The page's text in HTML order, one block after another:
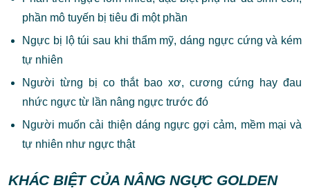
phần mô tuyến bị tiêu đi một phần
Ngực bị lộ túi sau khi thẩm mỹ, dáng ngực cứng và kém
tự nhiên
Người từng bị co thắt bao xơ, cương cứng hay đau
nhức ngực từ lần nâng ngực trước đó
Người muốn cải thiện dáng ngực gợi cảm, mềm mại và
tự nhiên như ngực thật
KHÁC BIỆT CỦA NÂNG NGỰC GOLDEN